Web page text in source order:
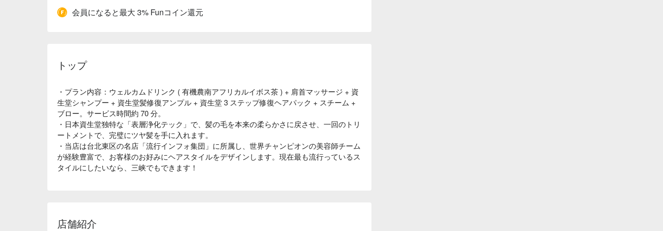
会員になると最大 3% Funコイン還元
トップ
・プラン内容：ウェルカムドリンク ( 有機農南アフリカルイボス茶 ) + 肩首マッサージ + 資
生堂シャンプー + 資生堂髪修復アンプル + 資生堂 3 ステップ修復ヘアパック + スチーム +
ブロー。サービス時間約 70 分。
・日本資生堂独特な「表層浄化テック」で、髪の毛を本来の柔らかさに戻させ、一回のトリ
ートメントで、完璧にツヤ髪を手に入れます。
・当店は台北東区の名店「流行インフォ集団」に所属し、世界チャンピオンの美容師チーム
が経験豊富で、お客様のお好みにヘアスタイルをデザインします。現在最も流行っているス
タイルにしたいなら、三峡でもできます！
店舗紹介